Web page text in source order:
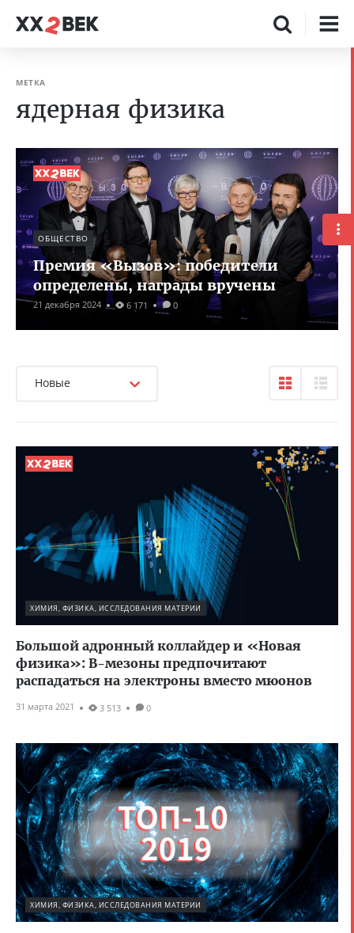
МЕТКА
ядерная физика
ОБЩЕСТВО
Премия «Вызов»: победители
определены, награды вручены
21 декабря 2024 6 171 0
Новые
ХИМИЯ, ФИЗИКА, ИССЛЕДОВАНИЯ МАТЕРИИ
Большой адронный коллайдер и «Новая
физика»: B-мезоны предпочитают
распадаться на электроны вместо мюонов
31 марта 2021 3 513 0
ХИМИЯ, ФИЗИКА, ИССЛЕДОВАНИЯ МАТЕРИИ